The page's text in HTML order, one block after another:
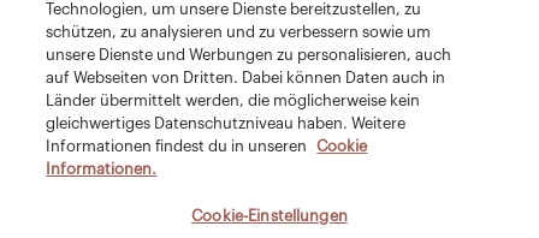
Technologien, um unsere Dienste bereitzustellen, zu
schützen, zu analysieren und zu verbessern sowie um
unsere Dienste und Werbungen zu personalisieren, auch
auf Webseiten von Dritten. Dabei können Daten auch in
Länder übermittelt werden, die möglicherweise kein
gleichwertiges Datenschutzniveau haben. Weitere
Informationen findest du in unseren
Cookie
Informationen.
Cookie-Einstellungen